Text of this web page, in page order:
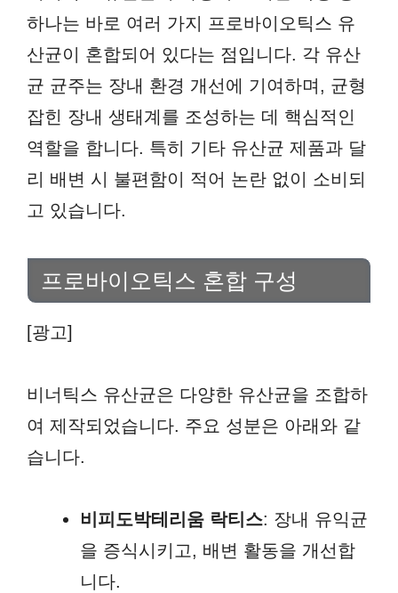
하나는 바로 여러 가지 프로바이오틱스 유
산균이 혼합되어 있다는 점입니다. 각 유산
균 균주는 장내 환경 개선에 기여하며, 균형
잡힌 장내 생태계를 조성하는 데 핵심적인
역할을 합니다. 특히 기타 유산균 제품과 달
리 배변 시 불편함이 적어 논란 없이 소비되
고 있습니다.
프로바이오틱스 혼합 구성
[광고]
비너틱스 유산균은 다양한 유산균을 조합하
여 제작되었습니다. 주요 성분은 아래와 같
습니다.
비피도박테리움 락티스: 장내 유익균
을 증식시키고, 배변 활동을 개선합
니다.